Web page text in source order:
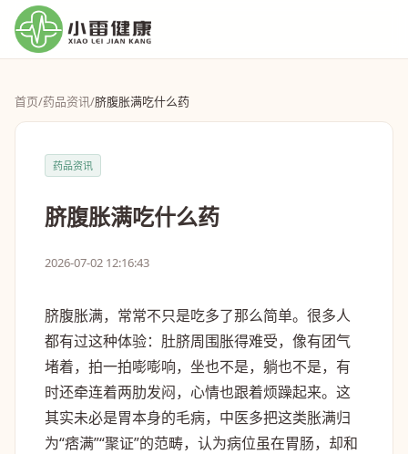
首页/药品资讯/脐腹胀满吃什么药
药品资讯
脐腹胀满吃什么药
2026-07-02 12:16:43
脐腹胀满，常常不只是吃多了那么简单。很多人
都有过这种体验：肚脐周围胀得难受，像有团气
堵着，拍一拍嘭嘭响，坐也不是，躺也不是，有
时还牵连着两肋发闷，心情也跟着烦躁起来。这
其实未必是胃本身的毛病，中医多把这类胀满归
为“痞满”“聚证”的范畴，认为病位虽在胃肠，却和